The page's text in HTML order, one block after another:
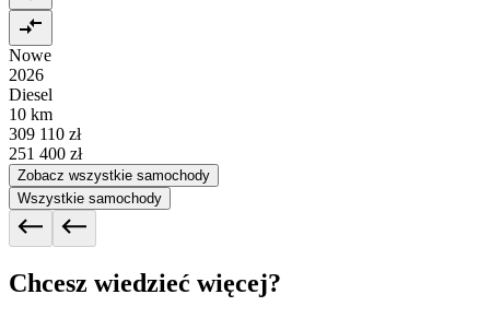
Nowe
2026
Diesel
10 km
309 110 zł
251 400 zł
Zobacz wszystkie samochody
Wszystkie samochody
Chcesz wiedzieć więcej?